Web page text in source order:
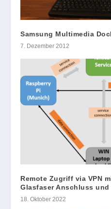
Samsung Multimedia
7. Dezember 2012
Remote Zugriff via VPN
Glasfaser Anschluss und
18. Oktober 2022